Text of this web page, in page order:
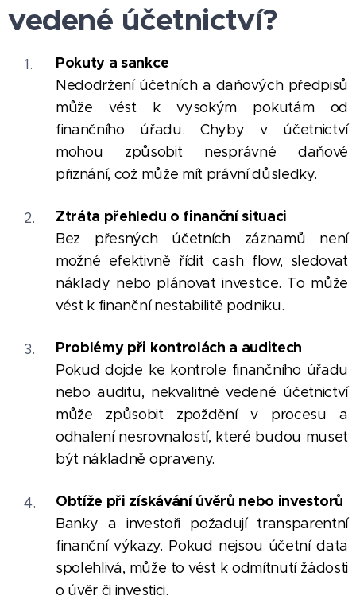
vedené účetnictví?
Pokuty a sankce
Nedodržení účetních a daňových předpisů
může vést k vysokým pokutám od
finančního úřadu. Chyby v účetnictví
mohou způsobit nesprávné daňové
přiznání, což může mít právní důsledky.
Ztráta přehledu o finanční situaci
Bez přesných účetních záznamů není
možné efektivně řídit cash flow, sledovat
náklady nebo plánovat investice. To může
vést k finanční nestabilitě podniku.
Problémy při kontrolách a auditech
Pokud dojde ke kontrole finančního úřadu
nebo auditu, nekvalitně vedené účetnictví
může způsobit zpoždění v procesu a
odhalení nesrovnalostí, které budou muset
být nákladně opraveny.
Obtíže při získávání úvěrů nebo investorů
Banky a investoři požadují transparentní
finanční výkazy. Pokud nejsou účetní data
spolehlivá, může to vést k odmítnutí žádosti
o úvěr či investici.